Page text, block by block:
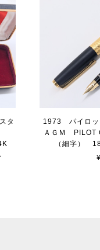
タ
1973 パイロッ
ＡＧＭ PILOT
（細字